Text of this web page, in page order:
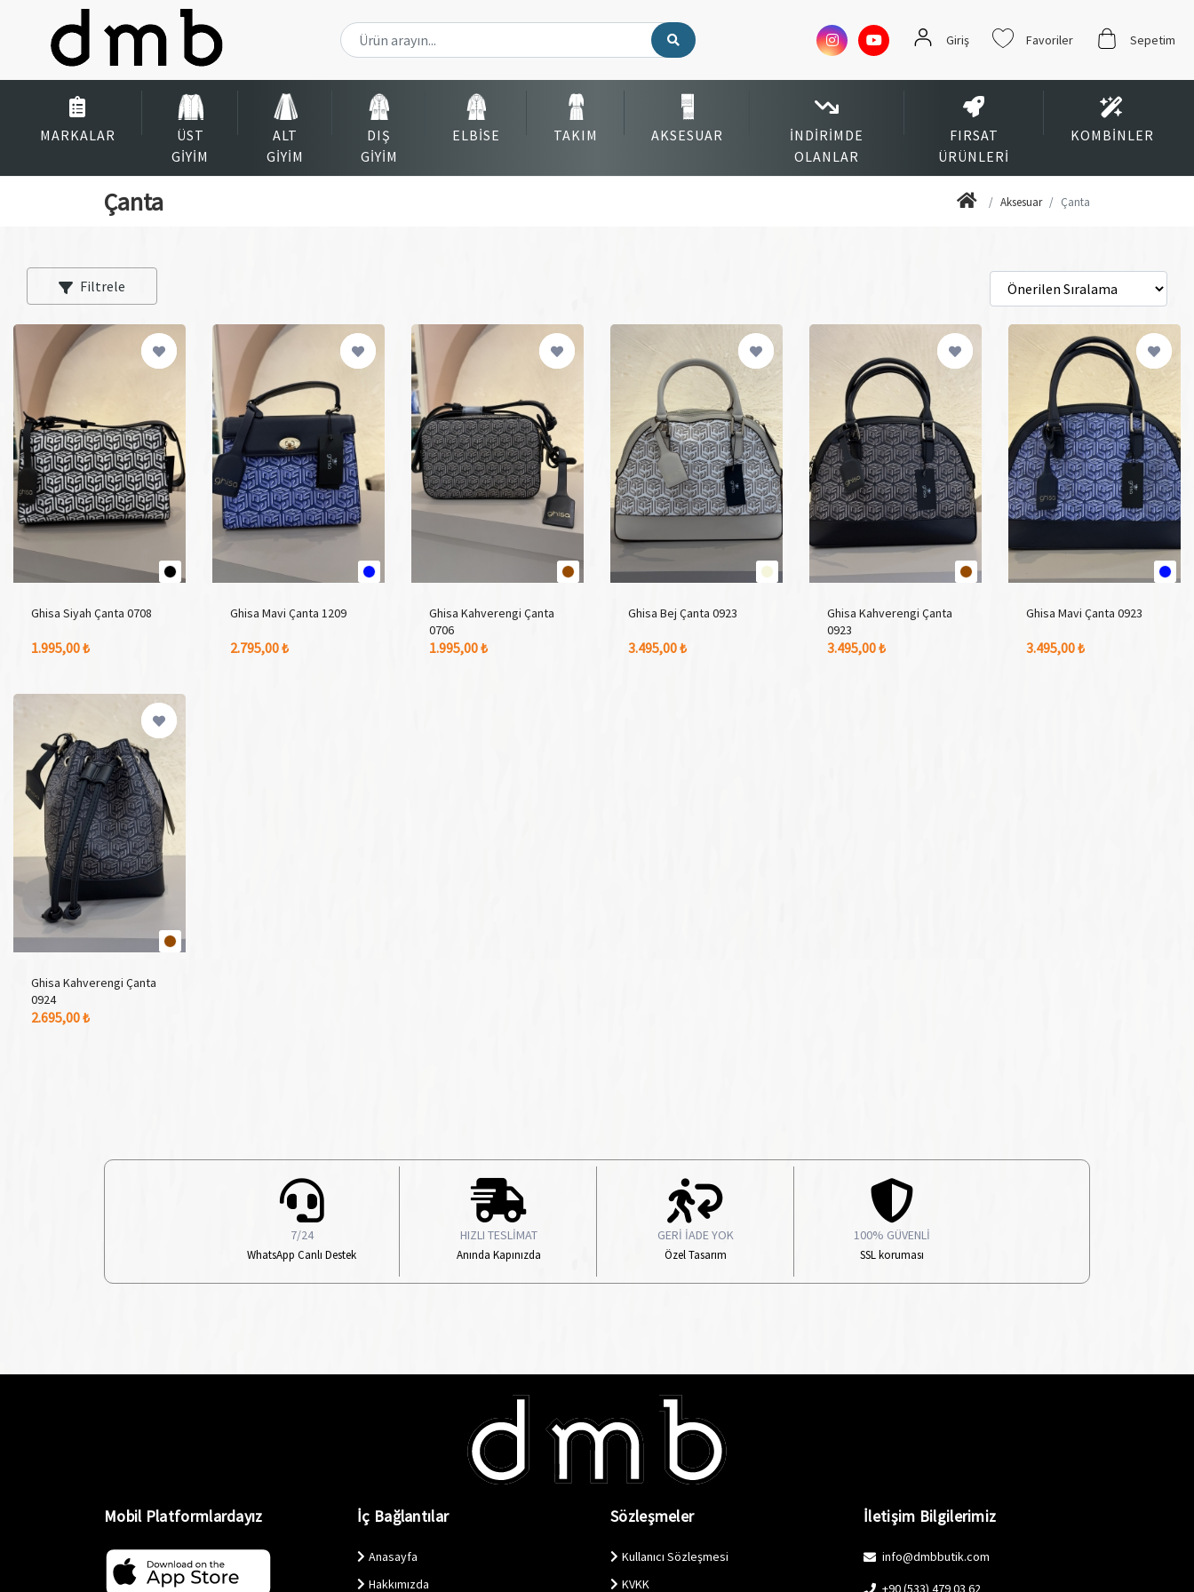
Giriş Favoriler Sepetim
MARKALAR
ÜST
GIYIM
ALT
GIYIM
DIŞ
GIYIM
ELBISE TAKIM AKSESUAR
İNDIRIMDE
OLANLAR
FIRSAT
ÜRÜNLERI
KOMBINLER
Çanta Aksesuar Çanta
Filtrele
Ghisa Siyah Çanta 0708
1.995,00 ₺
Ghisa Mavi Çanta 1209
2.795,00 ₺
1 Adet Renk Seçeneği
Ghisa Kahverengi Çanta
0706
1.995,00 ₺
Ghisa Bej Çanta 0923
3.495,00 ₺
1 Adet Renk Seçeneği
Ghisa Kahverengi Çanta
0923
3.495,00 ₺
Ghisa Mavi Çanta 0923
3.495,00 ₺
1 Adet Renk Seçeneği
Ghisa Kahverengi Çanta
0924
2.695,00 ₺
7/24
WhatsApp Canlı Destek
HIZLI TESLİMAT
Anında Kapınızda
GERİ İADE YOK
Özel Tasarım
100% GÜVENLİ
SSL koruması
Mobil Platformlardayız İç Bağlantılar
Anasayfa
Hakkımızda
Sözleşmeler
Kullanıcı Sözleşmesi
KVKK
İletişim Bilgilerimiz
info@dmbbutik.com
+90 (533) 479 03 62